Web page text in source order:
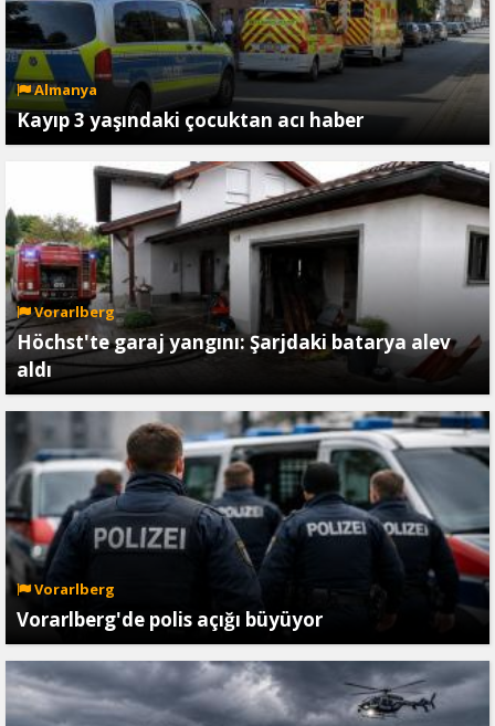
Almanya
Kayıp 3 yaşındaki çocuktan acı haber
Vorarlberg
Höchst'te garaj yangını: Şarjdaki batarya alev
aldı
Vorarlberg
Vorarlberg'de polis açığı büyüyor